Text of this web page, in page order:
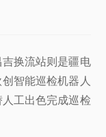
换流站则是疆电
智能巡检机器人
工出色完成巡检